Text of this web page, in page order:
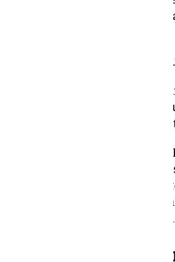
lavapiés de las playas, salvo
se mantendrá el corte del
La autorización se basa en el
embalses, la reducción del
Guadalhorce, en lo que se
El Ayuntamiento, a través de
implementado diversas
media de 169 litros por
litros. Entre estas medidas se
reparación de conducciones y
Continúan algunas